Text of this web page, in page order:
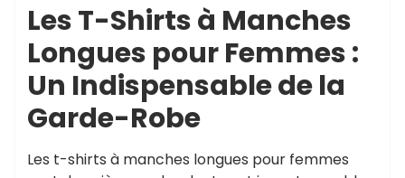
Les T-Shirts à Manches
Longues pour Femmes :
Un Indispensable de la
Garde-Robe
Les t-shirts à manches longues pour femmes